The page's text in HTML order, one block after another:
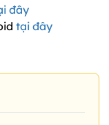
đây
tại đây